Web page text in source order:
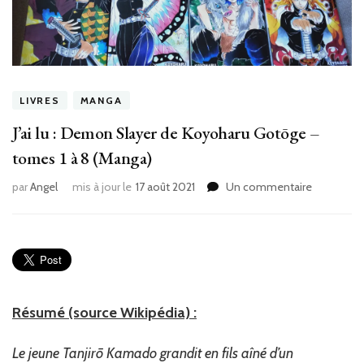
LIVRES MANGA
J’ai lu : Demon Slayer de Koyoharu Gotōge –
tomes 1 à 8 (Manga)
parAngel mis à jour le 17 août 2021 Un commentairesur
Résumé (source Wikipédia) :
Le jeune Tanjirō Kamado grandit en fils aîné d’un